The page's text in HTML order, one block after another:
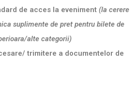
de acces la eveniment (la cerere
suplimente de pret pentru bilete de
alte categorii)
trimitere a documentelor de